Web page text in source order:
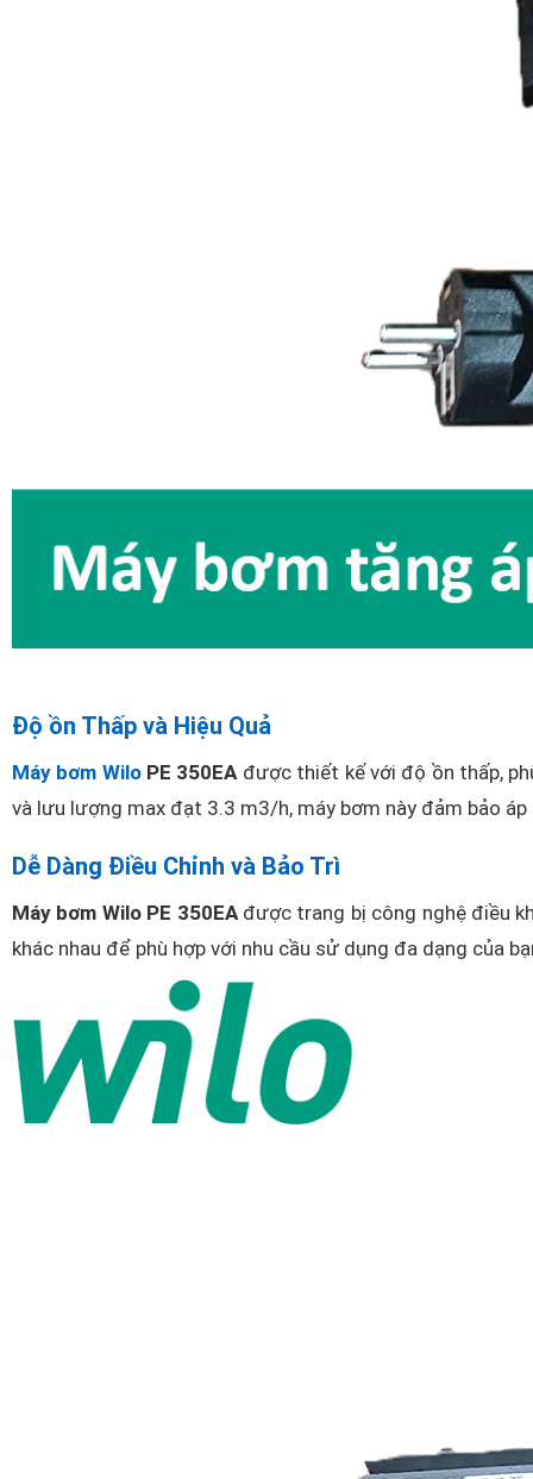
Độ ồn Thấp và Hiệu Quả
Máy bơm Wilo PE 350EA được thiết kế với độ ồn thấp,
và lưu lượng max đạt 3.3 m3/h, máy bơm này đảm bảo
Dễ Dàng Điều Chỉnh và Bảo Trì
Máy bơm Wilo PE 350EAđược trang bị công nghệ điều
khác nhau để phù hợp với nhu cầu sử dụng đa dạng của